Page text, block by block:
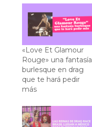
«Love Et Glamour
Rouge» una fantasía
burlesque en drag
que te hará pedir
más